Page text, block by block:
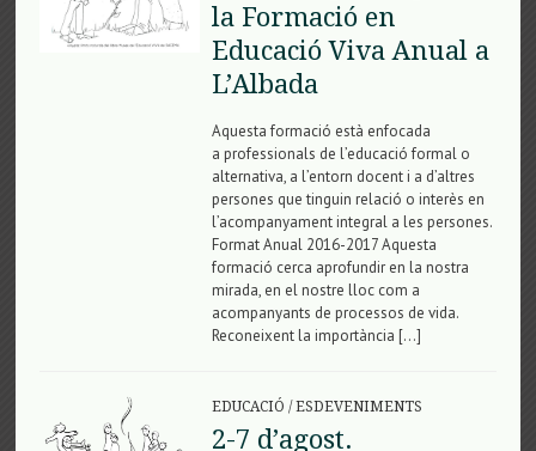
la Formació en
Educació Viva Anual a
L’Albada
Aquesta formació està enfocada
a professionals de l’educació formal o
alternativa, a l’entorn docent i a d’altres
persones que tinguin relació o interès en
l’acompanyament integral a les persones.
Format Anual 2016-2017 Aquesta
formació cerca aprofundir en la nostra
mirada, en el nostre lloc com a
acompanyants de processos de vida.
Reconeixent la importància […]
EDUCACIÓ /ESDEVENIMENTS
2-7 d’agost.